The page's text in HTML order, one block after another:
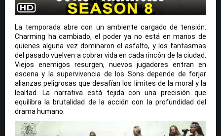
La temporada abre con un ambiente cargado de tensión:
Charming ha cambiado, el poder ya no está en manos de
quienes alguna vez dominaron el asfalto, y los fantasmas
del pasado vuelven a cobrar vida en cada rincón de la ciudad.
Viejos enemigos resurgen, nuevos jugadores entran en
escena y la supervivencia de los Sons depende de forjar
alianzas peligrosas que desafían los límites de la moral y la
lealtad. La narrativa está tejida con una precisión que
equilibra la brutalidad de la acción con la profundidad del
drama humano.